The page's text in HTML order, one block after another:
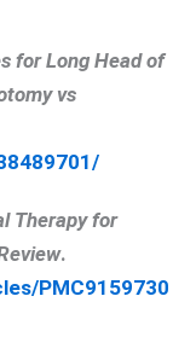
for Long Head of
vs
Therapy for
.
PMC9159730